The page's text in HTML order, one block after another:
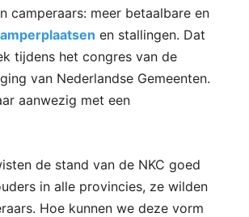
camperaars: meer betaalbare en
en stallingen. Dat
tijdens het congres van de
van Nederlandse Gemeenten.
aanwezig met een
de stand van de NKC goed
in alle provincies, ze wilden
Hoe kunnen we deze vorm